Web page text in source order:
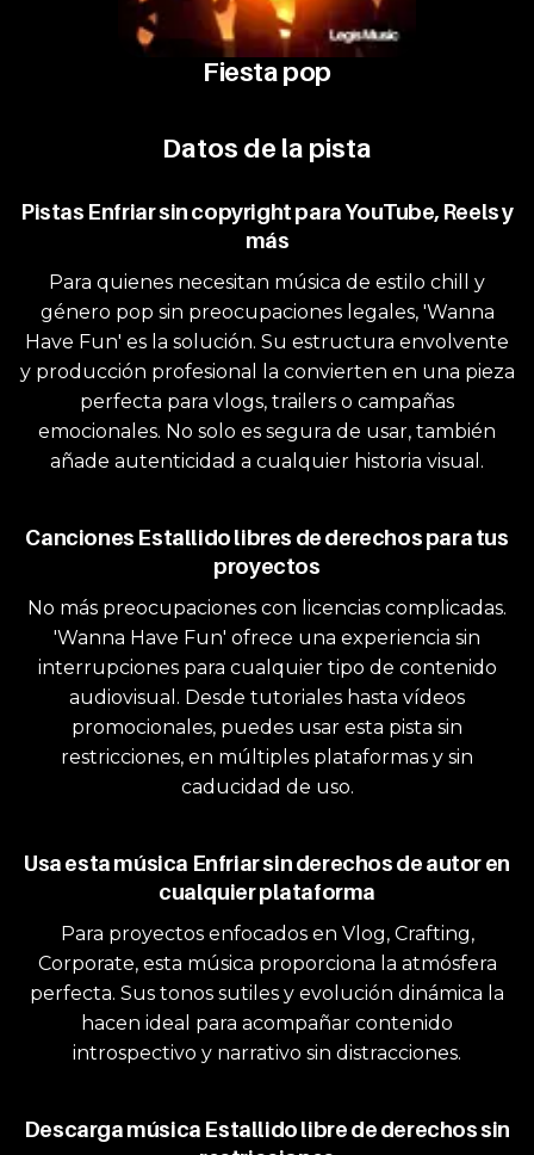
Fiesta pop
Datos de la pista
Pistas Enfriar sin copyright para YouTube, Reels y
más
Para quienes necesitan música de estilo chill y
género pop sin preocupaciones legales, 'Wanna
Have Fun' es la solución. Su estructura envolvente
y producción profesional la convierten en una pieza
perfecta para vlogs, trailers o campañas
emocionales. No solo es segura de usar, también
añade autenticidad a cualquier historia visual.
Canciones Estallido libres de derechos para tus
proyectos
No más preocupaciones con licencias complicadas.
'Wanna Have Fun' ofrece una experiencia sin
interrupciones para cualquier tipo de contenido
audiovisual. Desde tutoriales hasta vídeos
promocionales, puedes usar esta pista sin
restricciones, en múltiples plataformas y sin
caducidad de uso.
Usa esta música Enfriar sin derechos de autor en
cualquier plataforma
Para proyectos enfocados en Vlog, Crafting,
Corporate, esta música proporciona la atmósfera
perfecta. Sus tonos sutiles y evolución dinámica la
hacen ideal para acompañar contenido
introspectivo y narrativo sin distracciones.
Descarga música Estallido libre de derechos sin